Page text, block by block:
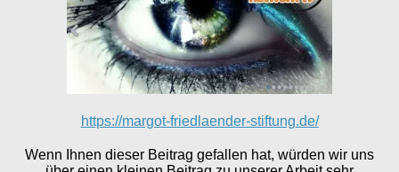
https://margot-friedlaender-stiftung.de/
Wenn Ihnen dieser Beitrag gefallen hat, würden wir uns